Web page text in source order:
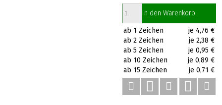
In den Warenkorb
ab 1 Zeichen
je 4,76 €
ab 2 Zeichen
je 2,38 €
ab 5 Zeichen
je 0,95 €
ab 10 Zeichen
je 0,89 €
ab 15 Zeichen
je 0,71 €